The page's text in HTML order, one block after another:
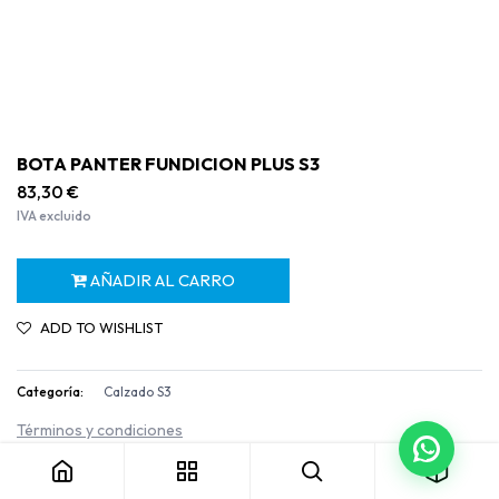
BOTA PANTER FUNDICION PLUS S3
83,30 €
IVA excluido
AÑADIR AL CARRO
ADD TO WISHLIST
Categoría: Calzado S3
Términos y condiciones
Envío: 2-3 días laborables